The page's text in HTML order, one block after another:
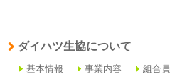
ダイハツ生協について
基本情報 事業内容 組合